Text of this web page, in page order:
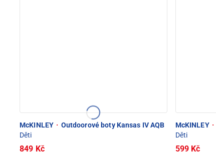
McKINLEY · Outdoorové boty Kansas IV AQB
Děti
849 Kč
McKINLEY ·
Děti
599 Kč